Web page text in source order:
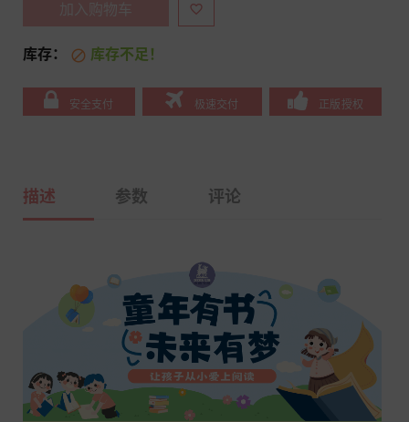

库存：  库存不足！
安全支付 极速交付 正版授权
描述 参数 评论